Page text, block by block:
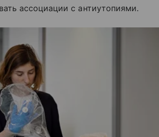
ассоциации с антиутопиями.